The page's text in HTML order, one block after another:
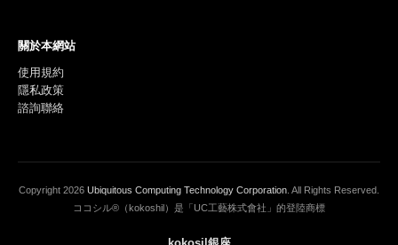
關於本網站
使用規約
隱私政策
諮詢聯絡
Copyright 2026 Ubiquitous Computing Technology Corporation. All Rights Reserved.
ココシル®（kokoshil）是「UC工藝株式會社」的登陸商標